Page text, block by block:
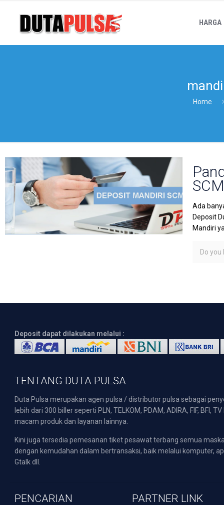
HARGA
Home
SCM
Ada
Deposit
Mandiri
Do you
Deposit dapat dilakukan melalui :
TENTANG DUTA PULSA
Duta Pulsa merupakan agen pulsa / distributor pulsa sebagai
lebih dari 300 biller seperti PLN, TELKOM, PDAM, ADIRA, FIF,
macam produk dan layanan lainnya.
Kini juga tersedia pemesanan tiket pesawat terbang semua
dengan kemudahan dalam bertransaksi, baik melalui komputer,
Gtalk dll.
PENCARIAN PARTNER LINK